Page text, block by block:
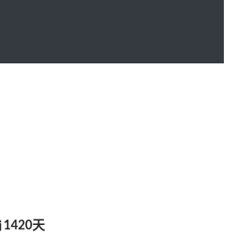
1420天